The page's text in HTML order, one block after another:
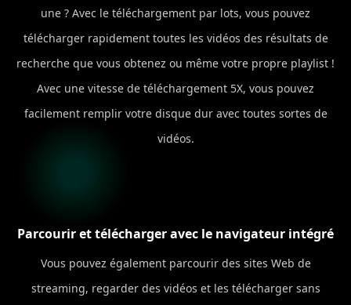
une ? Avec le téléchargement par lots, vous pouvez
télécharger rapidement toutes les vidéos des résultats de
recherche que vous obtenez ou même votre propre playlist !
Avec une vitesse de téléchargement 5X, vous pouvez
facilement remplir votre disque dur avec toutes sortes de
vidéos.
Parcourir et télécharger avec le navigateur intégré
Vous pouvez également parcourir des sites Web de
streaming, regarder des vidéos et les télécharger sans